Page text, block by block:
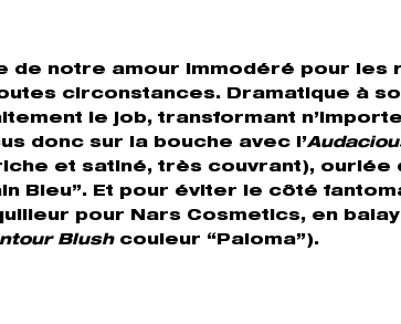
de notre amour immodéré pour les
circonstances. Dramatique à
le job, transformant
donc sur la bouche avec l’
et satiné, très couvrant), ourlée
Bleu”. Et pour éviter le côté
pour Nars Cosmetics, en
Blushcouleur “Paloma”).